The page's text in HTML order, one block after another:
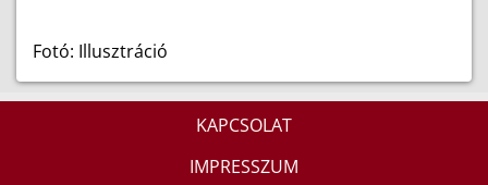
Fotó: Illusztráció
KAPCSOLAT
IMPRESSZUM